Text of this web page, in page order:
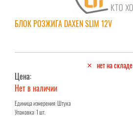
БЛОК РОЗЖИГА DAXEN SLIM 12V
нет на складе
Цена:
Нет в наличии
Единица измерения: Штука
Упаковка: 1 шт.